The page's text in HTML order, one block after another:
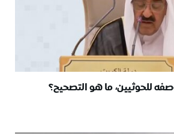
للحوثيين، ما هو التصحيح؟